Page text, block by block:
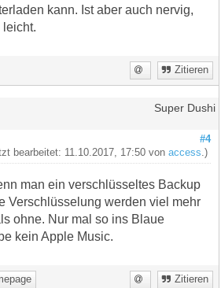
kann. Ist aber auch nervig,
leicht.
Zitieren
Super Dushi
#4
bearbeitet: 11.10.2017, 17:50 vonaccess .)
man ein verschlüsseltes Backup
Verschlüsselung werden viel mehr
ohne. Nur mal so ins Blaue
kein Apple Music.
Zitieren